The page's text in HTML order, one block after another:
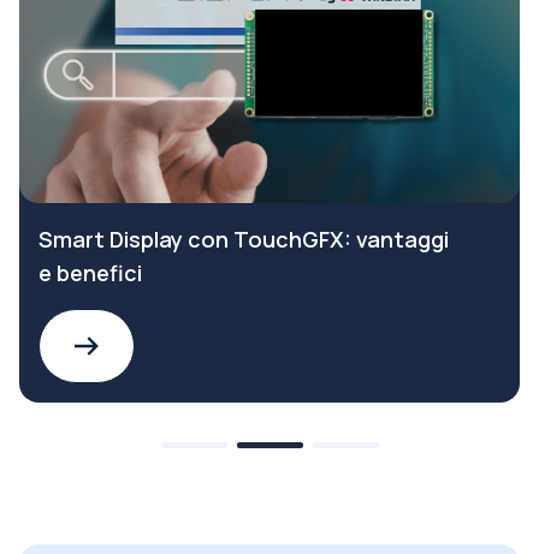
Smart Display con TouchGFX: vantaggi
e benefici